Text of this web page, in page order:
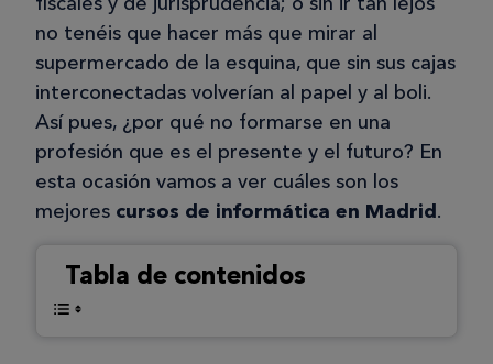
no tenéis que hacer más que mirar al
supermercado de la esquina, que sin sus cajas
interconectadas volverían al papel y al boli.
Así pues, ¿por qué no formarse en una
profesión que es el presente y el futuro? En
esta ocasión vamos a ver cuáles son los
mejores cursos de informática en Madrid.
Tabla de contenidos